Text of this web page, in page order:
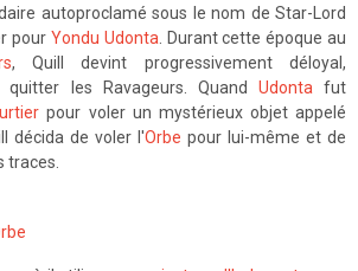
autoproclamé sous le nom de Star-Lord
pour Yondu Udonta. Durant cette époque au
, Quill devint progressivement déloyal,
les Ravageurs. Quand Udontafut
pour voler un mystérieux objet appelé
décida de voler l'Orbe pour lui-même et de
traces.